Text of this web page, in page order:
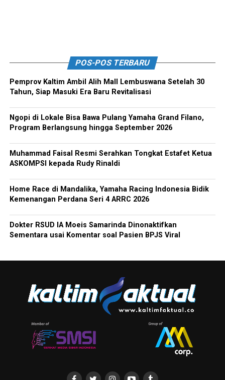
POS-POS TERBARU
Pemprov Kaltim Ambil Alih Mall Lembuswana Setelah 30
Tahun, Siap Masuki Era Baru Revitalisasi
Ngopi di Lokale Bisa Bawa Pulang Yamaha Grand Filano,
Program Berlangsung hingga September 2026
Muhammad Faisal Resmi Serahkan Tongkat Estafet Ketua
ASKOMPSI kepada Rudy Rinaldi
Home Race di Mandalika, Yamaha Racing Indonesia Bidik
Kemenangan Perdana Seri 4 ARRC 2026
Dokter RSUD IA Moeis Samarinda Dinonaktifkan
Sementara usai Komentar soal Pasien BPJS Viral